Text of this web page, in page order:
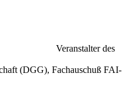
Veranstalter des
(DGG), Fachauschuß FAI-